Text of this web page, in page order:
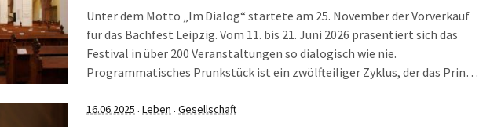
Unter dem Motto „Im Dialog“ startete am 25. November der Vorverkauf
für das Bachfest Leipzig. Vom 11. bis 21. Juni 2026 präsentiert sich das
Festival in über 200 Veranstaltungen so dialogisch wie nie.
Programmatisches Prunkstück ist ein zwölfteiliger Zyklus, der das Prinzip
Festival-Motto feiert die Kunst des […]
16.06.2025 · Leben · Gesellschaft